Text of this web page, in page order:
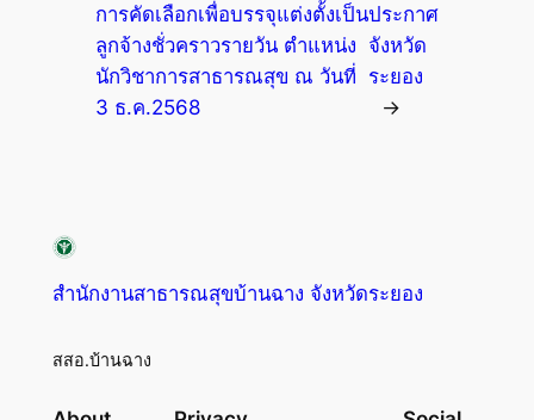
การคัดเลือกเพื่อบรรจุแต่งตั้งเป็น
ลูกจ้างชั่วคราวรายวัน ตำแหน่ง
นักวิชาการสาธารณสุข ณ วันที่
3 ธ.ค.2568
ประกาศ
จังหวัด
ระยอง
→
สำนักงานสาธารณสุขบ้านฉาง จังหวัดระยอง
สสอ.บ้านฉาง